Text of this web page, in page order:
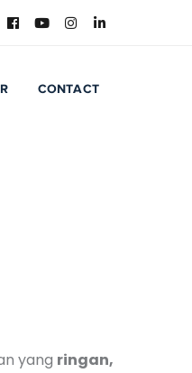
CONTACT
yang ringan,